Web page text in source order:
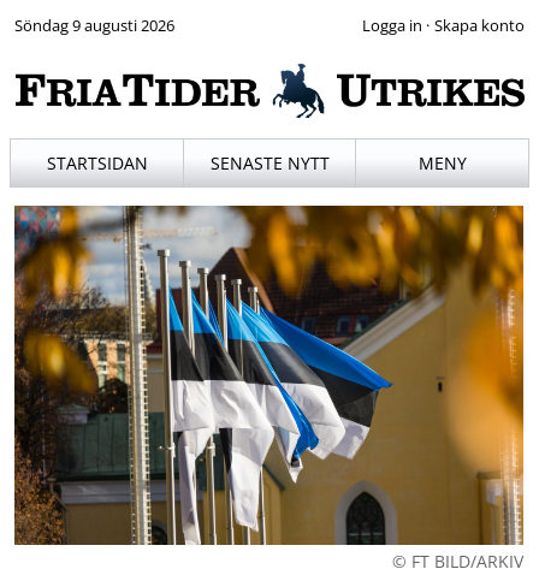
Söndag 9 augusti 2026 ·
STARTSIDAN SENASTE NYTT MENY
© FT BILD/ARKIV